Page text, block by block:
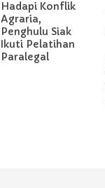
Hadapi Konflik
Agraria,
Penghulu Siak
Ikuti Pelatihan
Paralegal